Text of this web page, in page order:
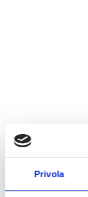
Privola